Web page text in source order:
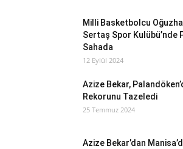
Milli Basketbolcu
Sertaş Spor
Sahada
12 Eylül 2024
Azize Bekar,
Rekorunu Tazeledi
25 Temmuz 2024
Azize Bekar’dan